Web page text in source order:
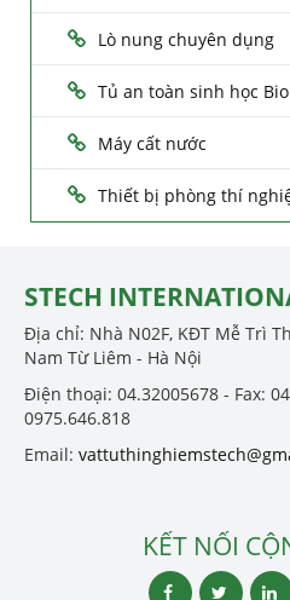
Lò nung chuyên dụng
Tủ an toàn sinh học
Máy cất nước
Thiết bị phòng thí
STECH
Địa chỉ: Nhà N02F, KĐT Mễ Trì
Nam Từ Liêm - Hà Nội
Điện thoại: 04.32005678 - Fax:
0975.646.818
Email:
KẾT NỐI